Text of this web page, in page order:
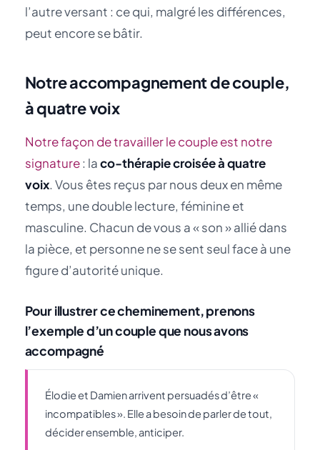
l’autre versant : ce qui, malgré les différences,
peut encore se bâtir.
Notre accompagnement de couple,
à quatre voix
Notre façon de travailler le couple est notre
signature: laco-thérapie croisée à quatre
voix. Vous êtes reçus par nous deux en même
temps, une double lecture, féminine et
masculine. Chacun de vous a « son » allié dans
la pièce, et personne ne se sent seul face à une
figure d’autorité unique.
Pour illustrer ce cheminement, prenons
l’exemple d’un couple que nous avons
accompagné
Élodie et Damien arrivent persuadés d’être «
incompatibles ». Elle a besoin de parler de tout,
décider ensemble, anticiper.